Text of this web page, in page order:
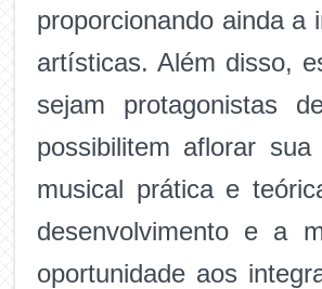
proporcionando ainda a
artísticas. Além disso,
sejam protagonistas
possibilitem aflorar
musical prática e
desenvolvimento e a
oportunidade aos